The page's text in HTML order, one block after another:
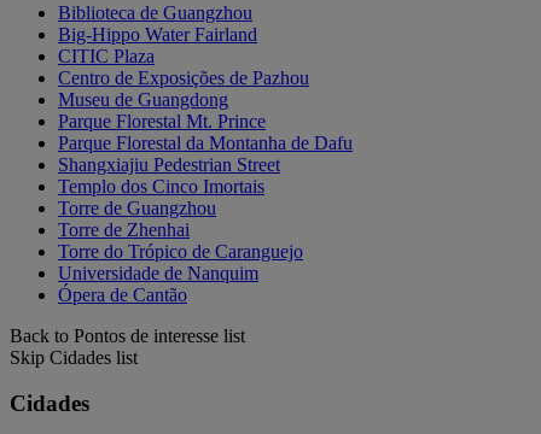
Biblioteca de Guangzhou
Big-Hippo Water Fairland
CITIC Plaza
Centro de Exposições de Pazhou
Museu de Guangdong
Parque Florestal Mt. Prince
Parque Florestal da Montanha de Dafu
Shangxiajiu Pedestrian Street
Templo dos Cinco Imortais
Torre de Guangzhou
Torre de Zhenhai
Torre do Trópico de Caranguejo
Universidade de Nanquim
Ópera de Cantão
Back to Pontos de interesse list
Skip Cidades list
Cidades